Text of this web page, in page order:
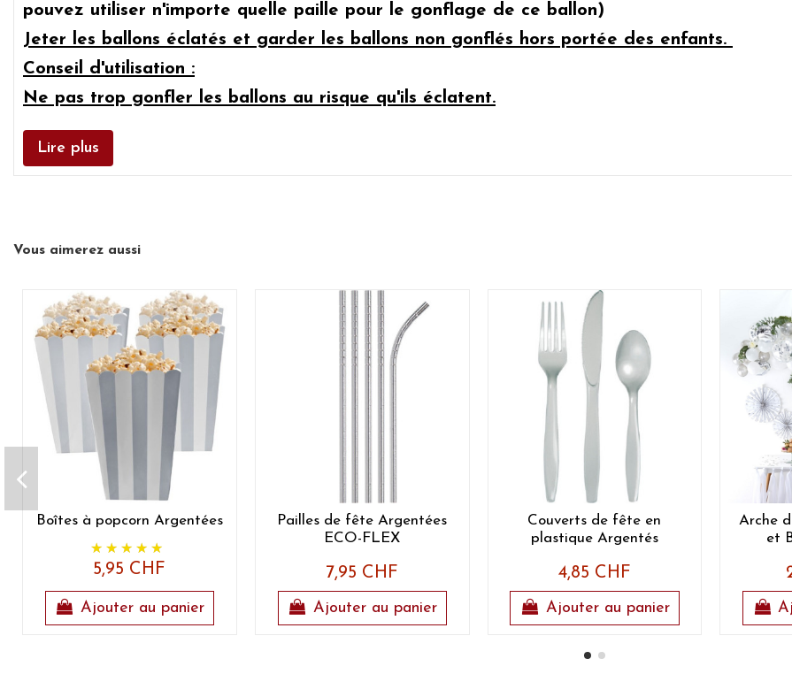
pouvez utiliser n'importe quelle paille pour le gonflage de ce ballon)
Jeter les ballons éclatés et garder les ballons non gonflés hors portée des enfants.
Conseil d'utilisation :
Ne pas trop gonfler les ballons au risque qu'ils éclatent.
Lire plus
Vous aimerez aussi
Boîtes à popcorn Argentées
5,95 CHF
Ajouter au panier
Pailles de fête Argentées
ECO-FLEX
7,95 CHF
Ajouter au panier
Couverts de fête en
plastique Argentés
4,85 CHF
Ajouter au panier
Arche
et